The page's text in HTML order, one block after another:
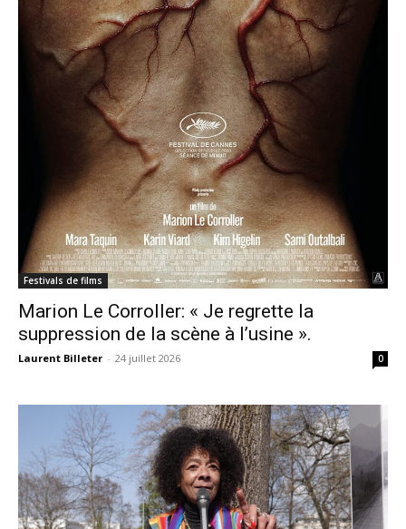
Festivals de films
Marion Le Corroller: « Je regrette la
suppression de la scène à l’usine ».
Laurent Billeter - 24 juillet 2026 0